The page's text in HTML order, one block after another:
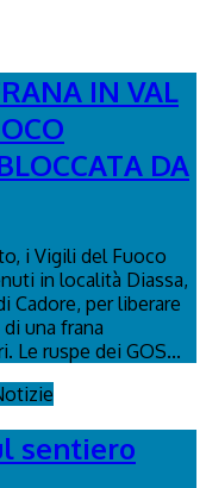
IN VAL
DA
i Vigili del Fuoco
in località Diassa,
Cadore, per liberare
una frana
Le ruspe dei GOS...
sentiero